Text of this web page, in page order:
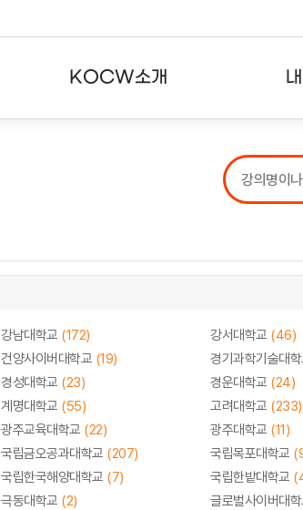
KOCW소개
강
수강
강남대학교 (172) 강서대학교 (46)
건양사이버대학교 (19) 경기과학기술대
경성대학교 (23) 경운대학교 (24)
계명대학교 (55) 고려대학교 (233)
광주교육대학교 (22) 광주대학교 (11)
국립금오공과대학교 (207) 국립목포대학교
국립한국해양대학교 (7) 국립한밭대학교
극동대학교 (2) 글로벌사이버대